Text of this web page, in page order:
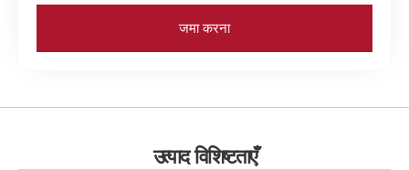
जमा करना
उत्पाद विशिष्टताएँ